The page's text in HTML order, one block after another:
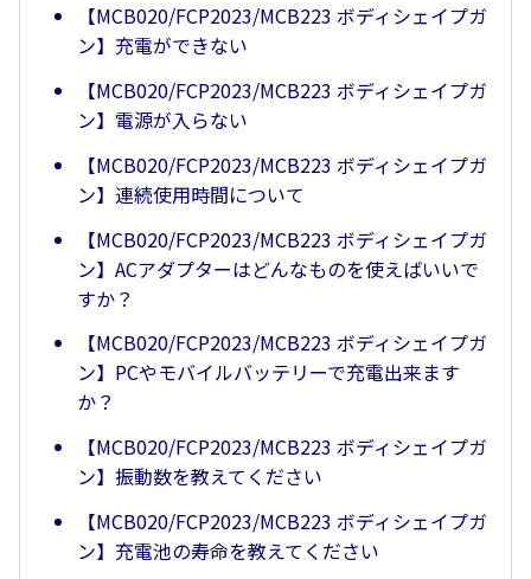
【MCB020/FCP2023/MCB223 ボディシェイプガ
ン】充電ができない
【MCB020/FCP2023/MCB223 ボディシェイプガ
ン】電源が入らない
【MCB020/FCP2023/MCB223 ボディシェイプガ
ン】連続使用時間について
【MCB020/FCP2023/MCB223 ボディシェイプガ
ン】ACアダプターはどんなものを使えばいいで
すか？
【MCB020/FCP2023/MCB223 ボディシェイプガ
ン】PCやモバイルバッテリーで充電出来ます
か？
【MCB020/FCP2023/MCB223 ボディシェイプガ
ン】振動数を教えてください
【MCB020/FCP2023/MCB223 ボディシェイプガ
ン】充電池の寿命を教えてください